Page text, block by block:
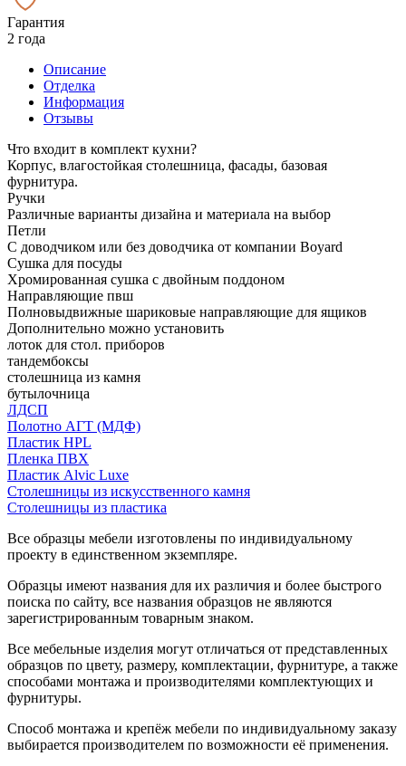
Гарантия
2 года
Описание
Отделка
Информация
Отзывы
Что входит в комплект кухни?
Корпус, влагостойкая столешница, фасады, базовая
фурнитура.
Ручки
Различные варианты дизайна и материала на выбор
Петли
С доводчиком или без доводчика от компании Boyard
Сушка для посуды
Хромированная сушка с двойным поддоном
Направляющие пвш
Полновыдвижные шариковые направляющие для ящиков
Дополнительно можно установить
лоток для стол. приборов
тандембоксы
столешница из камня
бутылочница
ЛДСП
Полотно АГТ (МДФ)
Пластик HPL
Пленка ПВХ
Пластик Alvic Luxe
Столешницы из искусственного камня
Столешницы из пластика
Все образцы мебели изготовлены по индивидуальному
проекту в единственном экземпляре.
Образцы имеют названия для их различия и более быстрого
поиска по сайту, все названия образцов не являются
зарегистрированным товарным знаком.
Все мебельные изделия могут отличаться от представленных
образцов по цвету, размеру, комплектации, фурнитуре, а также
способами монтажа и производителями комплектующих и
фурнитуры.
Способ монтажа и крепёж мебели по индивидуальному заказу
выбирается производителем по возможности её применения.